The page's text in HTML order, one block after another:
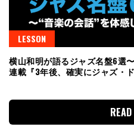
LESSON
横山和明が語るジャズ名盤6選
連載『3年後、確実にジャズ・